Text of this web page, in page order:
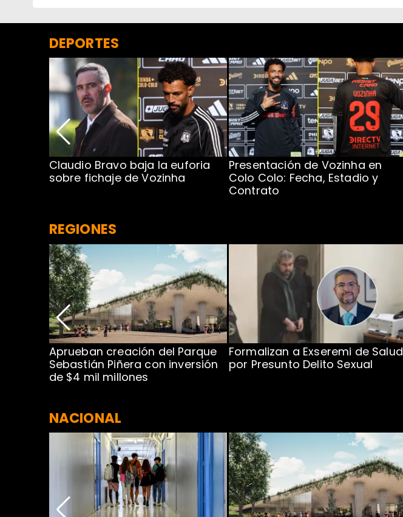
DEPORTES
Claudio Bravo baja la euforia
sobre fichaje de Vozinha
Presentación de Vozinha en
Colo Colo: Fecha, Estadio y
Contrato
REGIONES
Aprueban creación del Parque
Sebastián Piñera con inversión
de $4 mil millones
Formalizan a Exseremi de Salud
por Presunto Delito Sexual
NACIONAL